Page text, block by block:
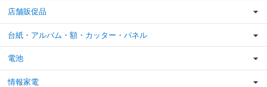
店舗販促品
台紙・アルバム・額・カッター・パネル
電池
情報家電